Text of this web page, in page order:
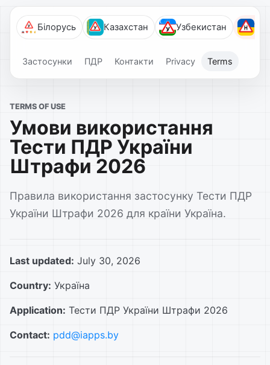
Білорусь Казахстан Узбекистан
Застосунки ПДР Контакти Privacy Terms
TERMS OF USE
Умови використання
Тести ПДР України
Штрафи 2026
Правила використання застосунку Тести ПДР
України Штрафи 2026 для країни Україна.
Last updated: July 30, 2026
Country: Україна
Application: Тести ПДР України Штрафи 2026
Contact: pdd@iapps.by